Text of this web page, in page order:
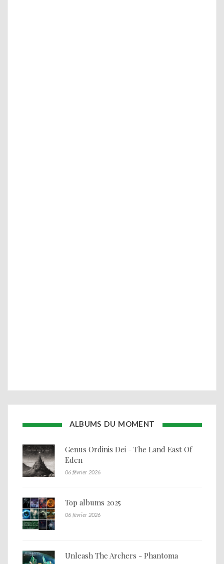
ALBUMS DU MOMENT
Genus Ordinis Dei - The Land East Of
Eden
06 février 2026
Top albums 2025
06 février 2026
Unleash The Archers - Phantoma